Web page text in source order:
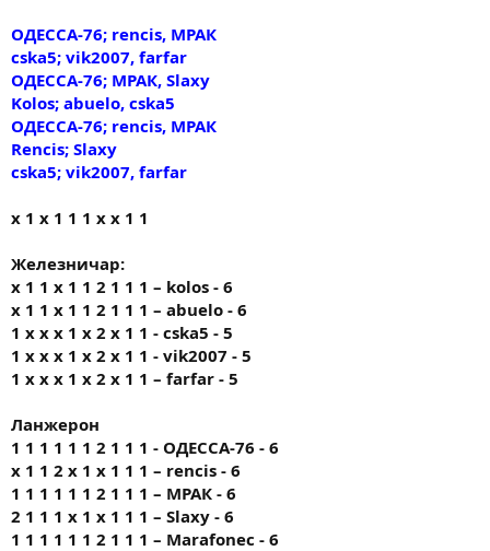
ОДЕССА-76; rencis, МРАК
cska5; vik2007, farfar
ОДЕССА-76; МРАК, Slaxy
Kolos; abuelo, cska5
ОДЕССА-76; rencis, МРАК
Rencis; Slaxy
cska5; vik2007, farfar
х 1 х 1 1 1 х х 1 1
Железничар:
x 1 1 x 1 1 2 1 1 1 – kolos - 6
x 1 1 x 1 1 2 1 1 1 – abuelo - 6
1 x x x 1 x 2 x 1 1 - cska5 - 5
1 x x x 1 x 2 x 1 1 - vik2007 - 5
1 x x x 1 x 2 x 1 1 – farfar - 5
Ланжерон
1 1 1 1 1 1 2 1 1 1 - ОДЕССА-76 - 6
х 1 1 2 х 1 х 1 1 1 – rencis - 6
1 1 1 1 1 1 2 1 1 1 – МРАК - 6
2 1 1 1 х 1 х 1 1 1 – Slaxy - 6
1 1 1 1 1 1 2 1 1 1 – Marafonec - 6